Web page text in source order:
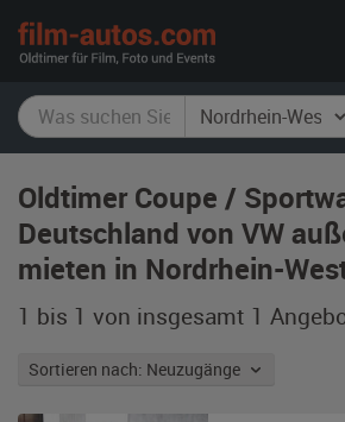
Oldtimer Coupe /
Deutschland von VW
mieten in Nordrhein-
1 bis 1 von insgesamt 1
Sortieren nach: Neuzugänge